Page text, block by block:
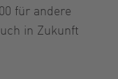
für andere
in Zukunft